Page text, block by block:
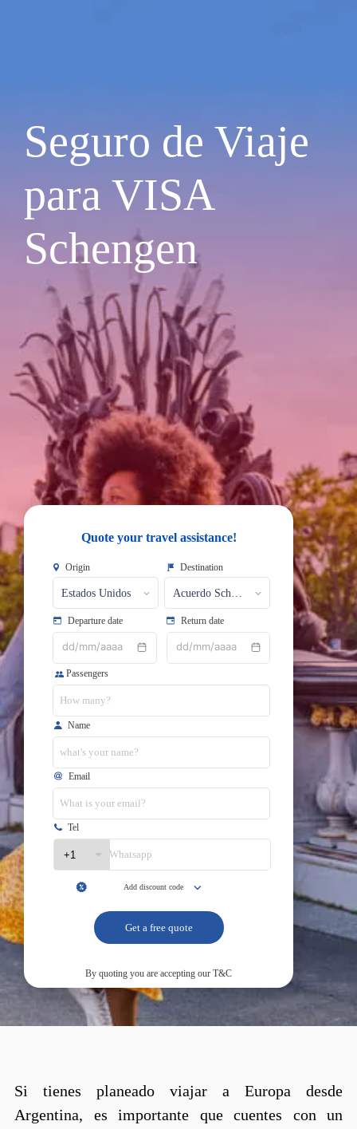
Seguro de Viaje
para VISA
Schengen
Si tienes planeado viajar a Europa desde
Argentina, es importante que cuentes con un